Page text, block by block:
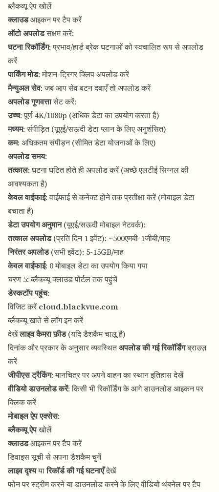
ब्लैकव्यू ऐप खोलें
क्लाउडआइकन पर टैप करें
ऑटो अपलोडसक्षम करें:
घटना रिकॉर्डिंग: प्रभाव/हार्ड ब्रेक घटनाओं को स्वचालित रूप से अपलोड
करें
पार्किंग मोड: मोशन-ट्रिगर क्लिप अपलोड करें
मैन्युअल सेव: जब आप सेव बटन दबाएँ तो अपलोड करें
अपलोड गुणवत्तासेट करें:
उच्च: पूर्ण 4K/1080p (अधिक डेटा का उपयोग करता है)
मध्यम: संपीड़ित (यूएई/सऊदी डेटा प्लान के लिए अनुशंसित)
कम: अधिकतम संपीड़न (सीमित डेटा योजनाओं के लिए)
अपलोड समय:
तत्काल: घटना घटित होते ही अपलोड करें (अच्छे एलटीई सिग्नल की
आवश्यकता है)
केवल वाईफाई: वाईफाई से कनेक्ट होने तक प्रतीक्षा करें (मोबाइल डेटा
बचाता है)
डेटा उपयोग अनुमान(यूएई/सऊदी मोबाइल नेटवर्क):
तत्काल अपलोड(प्रति दिन 1 इवेंट): ~500एमबी-1जीबी/माह
निरंतर अपलोड(सभी इवेंट): 5-15GB/माह
केवल वाईफाई: 0 मोबाइल डेटा का उपयोग किया गया
चरण 5: ब्लैकव्यू क्लाउड पोर्टल तक पहुंचें
डेस्कटॉप पहुंच:
विजिट करें cloud.blackvue.com
ब्लैकव्यू खाते से लॉग इन करें
देखेंलाइव कैमरा फ़ीड(यदि डैशकैम चालू है)
दिनांक और प्रकार के अनुसार व्यवस्थितअपलोड की गई रिकॉर्डिंगब्राउज़
करें
जीपीएस ट्रैकिंग: मानचित्र पर अपने वाहन का स्थान इतिहास देखें
वीडियो डाउनलोड करें: किसी भी रिकॉर्डिंग के आगे डाउनलोड आइकन पर
क्लिक करें
मोबाइल ऐप एक्सेस:
ब्लैकव्यू ऐपखोलें
क्लाउडआइकन पर टैप करें
डिवाइस सूची से अपना डैशकैम चुनें
लाइव दृश्ययारिकॉर्ड की गई घटनाएँदेखें
फोन पर स्ट्रीम करने या डाउनलोड करने के लिए वीडियो थंबनेल पर टैप